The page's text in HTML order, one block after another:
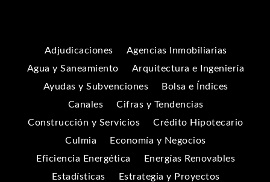
Adjudicaciones
Agencias Inmobiliarias
Agua y Saneamiento
Arquitectura e Ingeniería
Ayudas y Subvenciones
Bolsa e Índices
Canales
Cifras y Tendencias
Construcción y Servicios
Crédito Hipotecario
Culmia
Economía y Negocios
Eficiencia Energética
Energías Renovables
Estadísticas
Estrategia y Proyectos